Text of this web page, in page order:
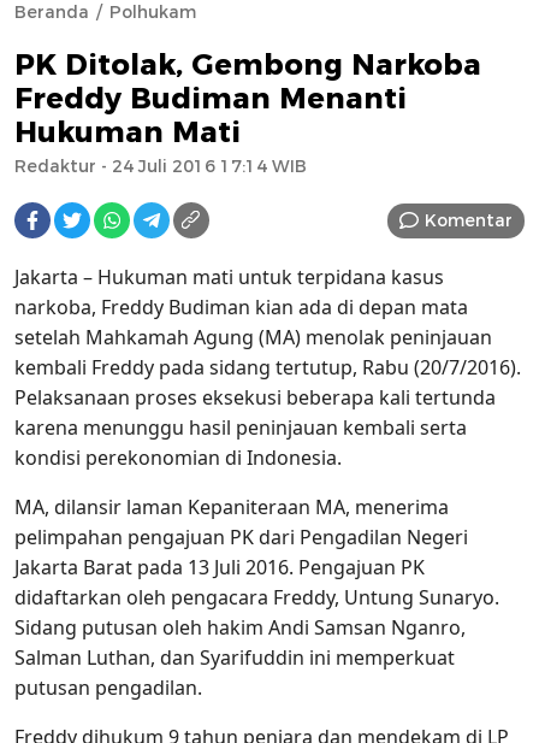
Beranda Polhukam
PK Ditolak, Gembong Narkoba
Freddy Budiman Menanti
Hukuman Mati
Redaktur - 24 Juli 2016 17:14 WIB
Komentar
Jakarta – Hukuman mati untuk terpidana kasus
narkoba, Freddy Budiman kian ada di depan mata
setelah Mahkamah Agung (MA) menolak peninjauan
kembali Freddy pada sidang tertutup, Rabu (20/7/2016).
Pelaksanaan proses eksekusi beberapa kali tertunda
karena menunggu hasil peninjauan kembali serta
kondisi perekonomian di Indonesia.
MA, dilansir laman Kepaniteraan MA, menerima
pelimpahan pengajuan PK dari Pengadilan Negeri
Jakarta Barat pada 13 Juli 2016. Pengajuan PK
didaftarkan oleh pengacara Freddy, Untung Sunaryo.
Sidang putusan oleh hakim Andi Samsan Nganro,
Salman Luthan, dan Syarifuddin ini memperkuat
putusan pengadilan.
Freddy dihukum 9 tahun penjara dan mendekam di LP